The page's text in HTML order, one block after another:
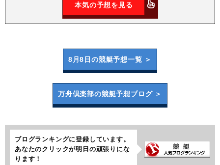
本気の予想を見る
8月8日の競艇予想一覧 ＞
万舟倶楽部の競艇予想ブログ ＞
ブログランキングに登録しています。
あなたのクリックが明日の頑張りにな
ります！